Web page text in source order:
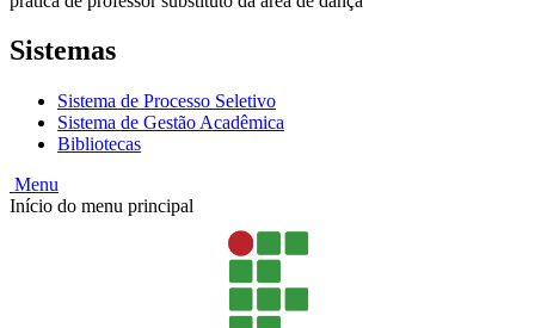
Sistemas
Sistema de Processo Seletivo
Sistema de Gestão Acadêmica
Bibliotecas
Menu
Início do menu principal